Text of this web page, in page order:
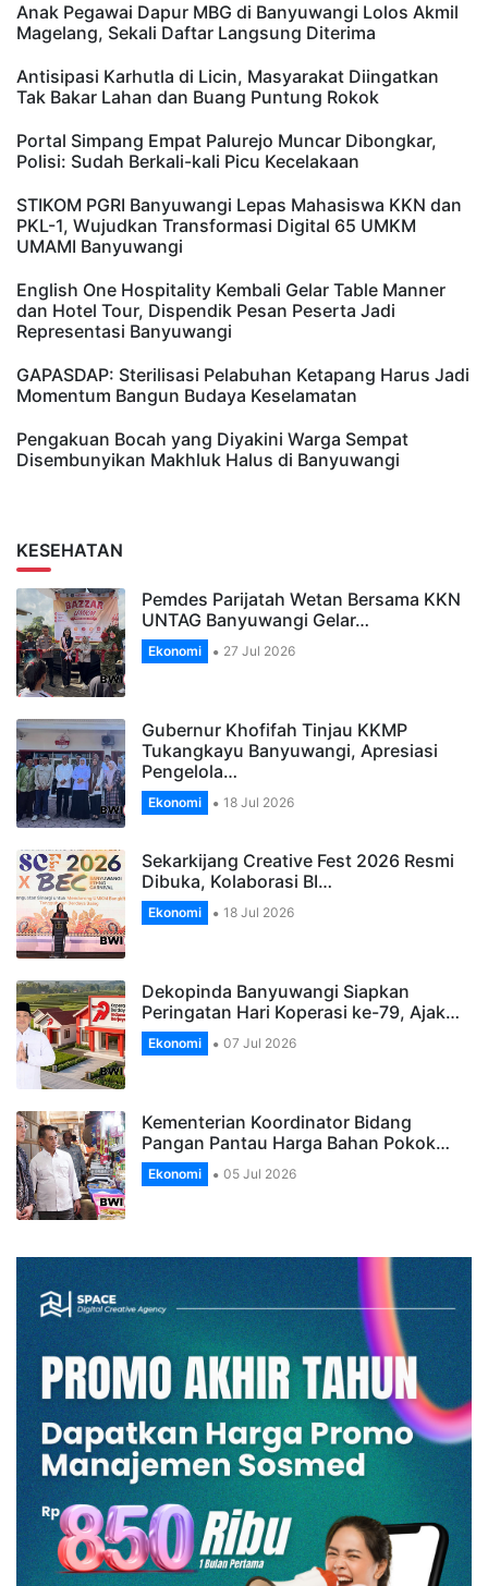
Anak Pegawai Dapur MBG di Banyuwangi Lolos Akmil
Magelang, Sekali Daftar Langsung Diterima
Antisipasi Karhutla di Licin, Masyarakat Diingatkan
Tak Bakar Lahan dan Buang Puntung Rokok
Portal Simpang Empat Palurejo Muncar Dibongkar,
Polisi: Sudah Berkali-kali Picu Kecelakaan
STIKOM PGRI Banyuwangi Lepas Mahasiswa KKN dan
PKL-1, Wujudkan Transformasi Digital 65 UMKM
UMAMI Banyuwangi
English One Hospitality Kembali Gelar Table Manner
dan Hotel Tour, Dispendik Pesan Peserta Jadi
Representasi Banyuwangi
GAPASDAP: Sterilisasi Pelabuhan Ketapang Harus Jadi
Momentum Bangun Budaya Keselamatan
Pengakuan Bocah yang Diyakini Warga Sempat
Disembunyikan Makhluk Halus di Banyuwangi
KESEHATAN
Pemdes Parijatah Wetan Bersama KKN
UNTAG Banyuwangi Gelar…
Ekonomi 27 Jul 2026
Gubernur Khofifah Tinjau KKMP
Tukangkayu Banyuwangi, Apresiasi
Pengelola…
Ekonomi 18 Jul 2026
Sekarkijang Creative Fest 2026 Resmi
Dibuka, Kolaborasi BI…
Ekonomi 18 Jul 2026
Dekopinda Banyuwangi Siapkan
Peringatan Hari Koperasi ke-79, Ajak…
Ekonomi 07 Jul 2026
Kementerian Koordinator Bidang
Pangan Pantau Harga Bahan Pokok…
Ekonomi 05 Jul 2026